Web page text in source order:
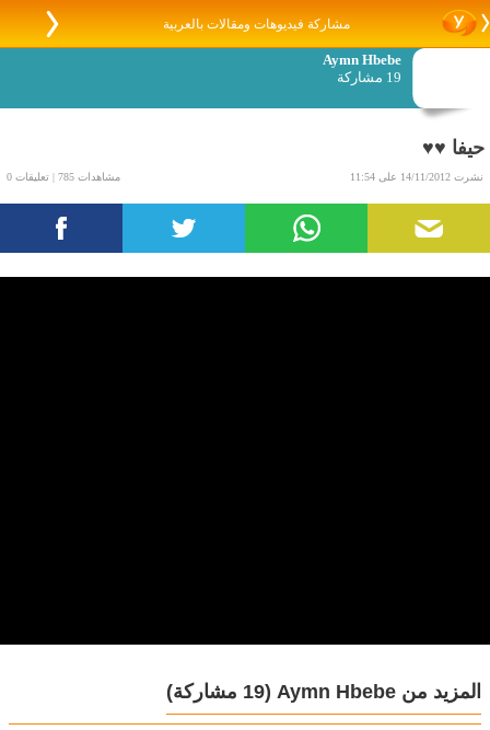
مشاركة فيديوهات ومقالات بالعربية
Aymn Hbebe
19 مشاركة
حيفا ♥♥
نشرت 14/11/2012 على 11:54 مشاهدات 785 | تعليقات 0
المزيد من Aymn Hbebe (19 مشاركة)